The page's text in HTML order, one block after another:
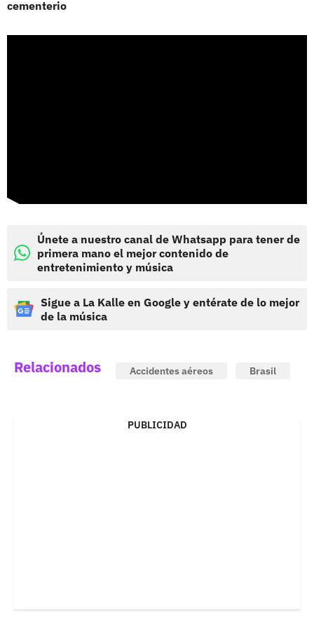
cementerio
Únete a nuestro canal de Whatsapp para tener de
primera mano el mejor contenido de
entretenimiento y música
Sigue a La Kalle en Google y entérate de lo mejor
de la música
Relacionados Accidentes aéreos Brasil
PUBLICIDAD